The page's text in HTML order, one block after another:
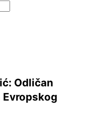
Odličan